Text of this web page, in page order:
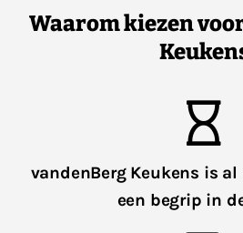
Waarom kiezen
vandenBerg Keukens is
een begrip in